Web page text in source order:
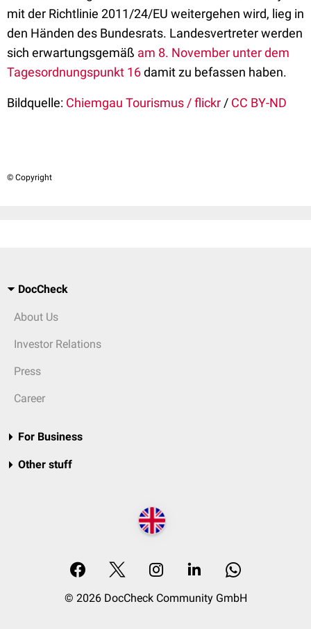
mit der Richtlinie 2011/24/EU weitergehen wird, lieg in
den Händen des Bundesrats. Landesvertreter werden
sich erwartungsgemäß am 8. November unter dem
Tagesordnungspunkt 16damit zu befassen haben.
Bildquelle: Chiemgau Tourismus / flickr / CC BY-ND
© Copyright
DocCheck
About Us
Investor Relations
Press
Career
For Business
Other stuff
© 2026 DocCheck Community GmbH